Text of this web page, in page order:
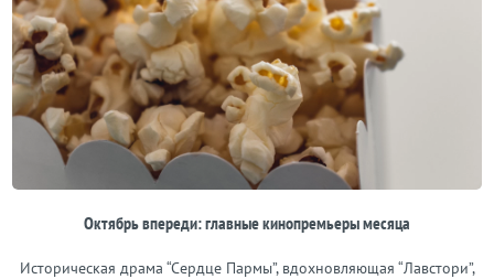
Октябрь впереди: главные кинопремьеры месяца
Историческая драма “Сердце Пармы”, вдохновляющая “Лавстори”,